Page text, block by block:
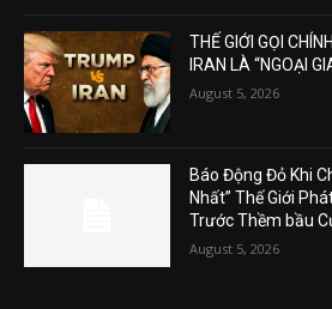
THẾ GIỚI GỌI
IRAN LÀ “NGOẠI
August 5, 2026
Báo Động Đỏ Khi
Nhất” Thế Giới
Trước Thềm bầu
August 5, 2026